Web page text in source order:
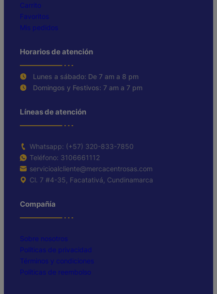
Carrito
Favoritos
Mis pedidos
Horarios de atención
Lunes a sábado: De 7 am a 8 pm
Domingos y Festivos: 7 am a 7 pm
Líneas de atención
Whatsapp: (+57) 320-833-7850
Teléfono: 3106661112
servicioalcliente@mercacentrosas.com
Cl. 7 #4-35, Facatativá, Cundinamarca
Compañía
Sobre nosotros
Políticas de privacidad
Términos y condiciones
Políticas de reembolso